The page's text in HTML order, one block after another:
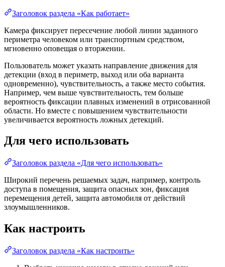
Заголовок раздела «Как работает»
Камера фиксирует пересечение любой линии заданного
периметра человеком или транспортным средством,
мгновенно оповещая о вторжении.
Пользователь может указать направление движения для
детекции (вход в периметр, выход или оба варианта
одновременно), чувствительность, а также место события.
Например, чем выше чувствительность, тем больше
вероятность фиксации плавных изменений в отрисованной
области. Но вместе с повышением чувствительности
увеличивается вероятность ложных детекций.
Для чего использовать
Заголовок раздела «Для чего использовать»
Широкий перечень решаемых задач, например, контроль
доступа в помещения, защита опасных зон, фиксация
перемещения детей, защита автомобиля от действий
злоумышленников.
Как настроить
Заголовок раздела «Как настроить»